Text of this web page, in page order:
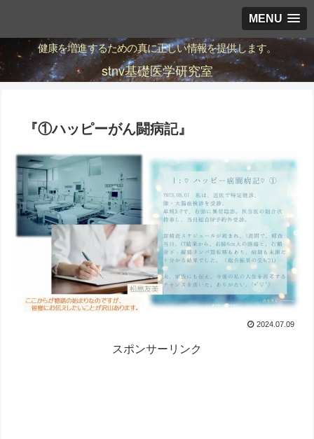
MENU
健康を増進するための真に正しい情報を提供します。
stnv基礎医学研究室
『①ハッピーがん闘病記』
2024.07.09
スポンサーリンク